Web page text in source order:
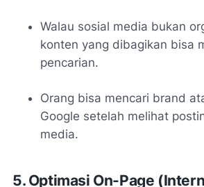
Walau sosial media bukan
konten yang dibagikan bisa
pencarian.
Orang bisa mencari brand
Google setelah melihat
media.
5. Optimasi On-Page